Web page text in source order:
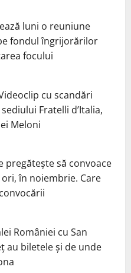
luni o reuniune
fondul îngrijorărilor
focului
cu scandări
Fratelli d’Italia,
Meloni
pregăteşte să convoace
ori, în noiembrie. Care
României cu San
au biletele și de unde